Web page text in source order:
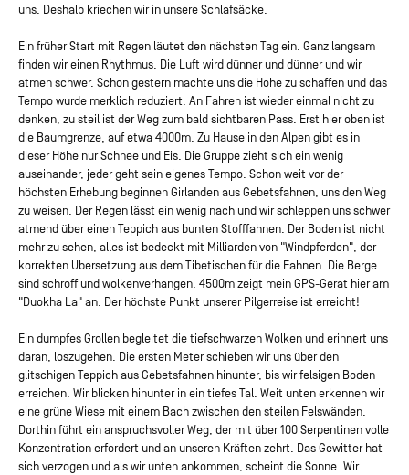
uns. Deshalb kriechen wir in unsere Schlafsäcke.
Ein früher Start mit Regen läutet den nächsten Tag ein. Ganz langsam
finden wir einen Rhythmus. Die Luft wird dünner und dünner und wir
atmen schwer. Schon gestern machte uns die Höhe zu schaffen und das
Tempo wurde merklich reduziert. An Fahren ist wieder einmal nicht zu
denken, zu steil ist der Weg zum bald sichtbaren Pass. Erst hier oben ist
die Baumgrenze, auf etwa 4000m. Zu Hause in den Alpen gibt es in
dieser Höhe nur Schnee und Eis. Die Gruppe zieht sich ein wenig
auseinander, jeder geht sein eigenes Tempo. Schon weit vor der
höchsten Erhebung beginnen Girlanden aus Gebetsfahnen, uns den Weg
zu weisen. Der Regen lässt ein wenig nach und wir schleppen uns schwer
atmend über einen Teppich aus bunten Stofffahnen. Der Boden ist nicht
mehr zu sehen, alles ist bedeckt mit Milliarden von "Windpferden", der
korrekten Übersetzung aus dem Tibetischen für die Fahnen. Die Berge
sind schroff und wolkenverhangen. 4500m zeigt mein GPS-Gerät hier am
"Duokha La" an. Der höchste Punkt unserer Pilgerreise ist erreicht!
Ein dumpfes Grollen begleitet die tiefschwarzen Wolken und erinnert uns
daran, loszugehen. Die ersten Meter schieben wir uns über den
glitschigen Teppich aus Gebetsfahnen hinunter, bis wir felsigen Boden
erreichen. Wir blicken hinunter in ein tiefes Tal. Weit unten erkennen wir
eine grüne Wiese mit einem Bach zwischen den steilen Felswänden.
Dorthin führt ein anspruchsvoller Weg, der mit über 100 Serpentinen volle
Konzentration erfordert und an unseren Kräften zehrt. Das Gewitter hat
sich verzogen und als wir unten ankommen, scheint die Sonne. Wir